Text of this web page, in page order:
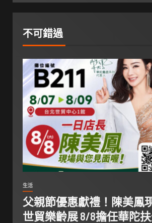
不可錯過
生活
父親節優惠獻禮！陳美鳳
世貿樂齡展 8/8擔任華陀